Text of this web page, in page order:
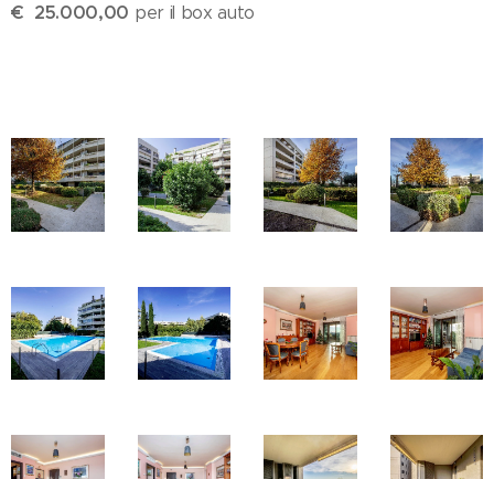
€ 25.000,00 per il box auto